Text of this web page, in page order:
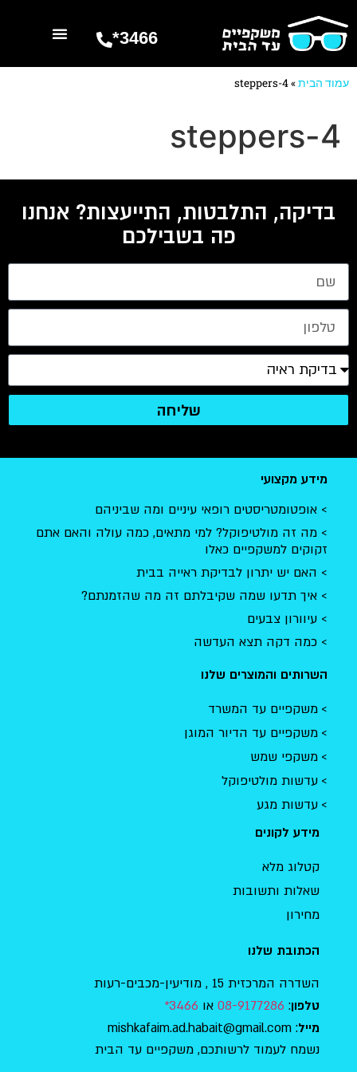
3466*
עמוד הבית»
steppers-4
steppers-4
בדיקה, התלבטות, התייעצות? אנחנו
פה בשבילכם
שליחה
מידע מקצועי
אופטומטריסטים רופאי עיניים ומה שביניהם
מה זה מולטיפוקל? למי מתאים, כמה עולה והאם אתם
זקוקים למשקפיים כאלו
האם יש יתרון לבדיקת ראייה בבית
איך תדעו שמה שקיבלתם זה מה שהזמנתם?
עיוורון צבעים
כמה דקה תצא העדשה
השרותים והמוצרים שלנו
משקפיים עד המשרד
משקפיים עד הדיור המוגן
משקפי שמש
עדשות מולטיפוקל
עדשות מגע
מידע לקונים
קטלוג מלא
שאלות ותשובות
מחירון
הכתובת שלנו
השדרה המרכזית 15 , מודיעין-מכבים-רעות
טלפון:
08-9177286 או 3466*
מייל: mishkafaim.ad.habait@gmail.com
נשמח לעמוד לרשותכם, משקפיים עד הבית